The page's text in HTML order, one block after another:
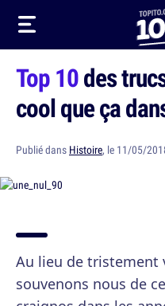
Top 10des
cool que ça
Publié dans Histoire, le 11/05/
Au lieu de tristement
souvenons nous de